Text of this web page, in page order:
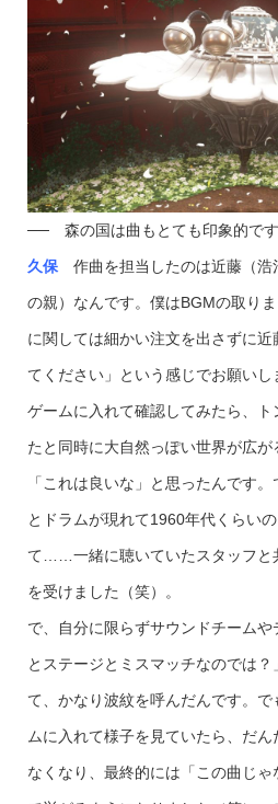
── 森の国は曲もとても印象的です
久保作曲を担当したのは近藤（浩
の親）なんです。僕はBGMの取り
に関しては細かい注文を出さずに
てください」という感じでお願い
ゲームに入れて確認してみたら、
たと同時に大自然っぽい世界が広が
「これは良いな」と思ったんです
とドラムが現れて1960年代くらい
て……一緒に聴いていたスタッフと
を受けました（笑）。
で、自分に限らずサウンドチーム
とステージとミスマッチなのでは
て、かなり波紋を呼んだんです。
ムに入れて様子を見ていたら、だ
なくなり、最終的には「この曲じ